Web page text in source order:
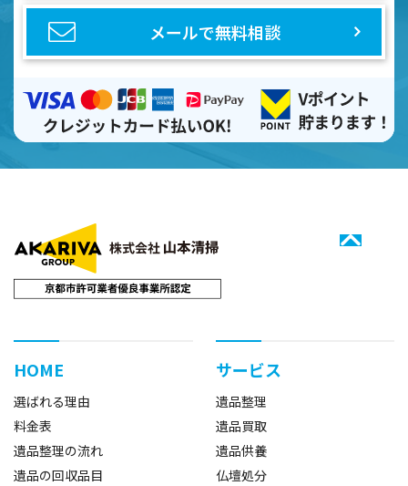
メールで無料相談
HOME
選ばれる理由
料金表
遺品整理の流れ
遺品の回収品目
サービス
遺品整理
遺品買取
遺品供養
仏壇処分